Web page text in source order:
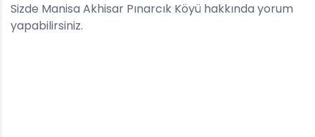
Sizde Manisa Akhisar Pınarcık Köyü hakkında yorum
yapabilirsiniz.